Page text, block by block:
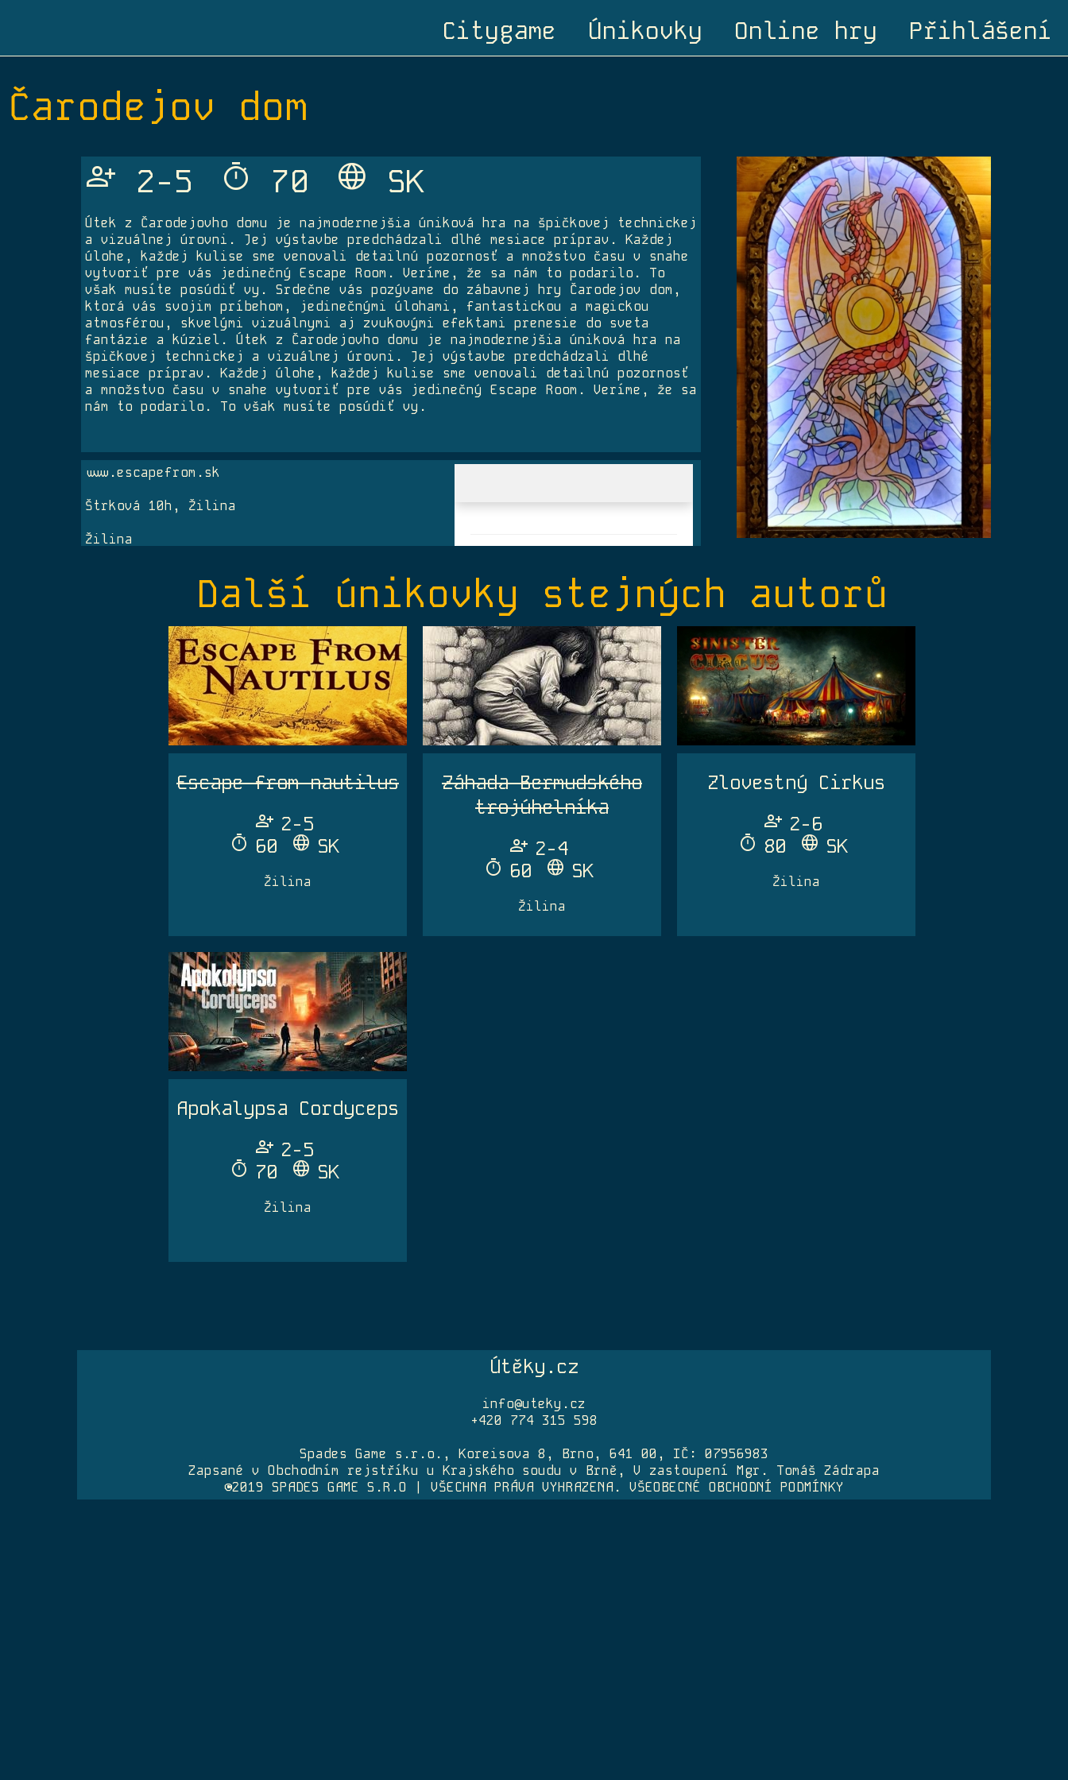
Přihlášení
Online hry
Únikovky
Citygame
Čarodejov dom
Person_Add 2-5 Timer 70 Language SK
Útek z Čarodejovho domu je najmodernejšia úniková hra na špičkovej technickej
a vizuálnej úrovni. Jej výstavbe predchádzali dlhé mesiace príprav. Každej
úlohe, každej kulise sme venovali detailnú pozornosť a množstvo času v snahe
vytvoriť pre vás jedinečný Escape Room. Veríme, že sa nám to podarilo. To
však musíte posúdiť vy. Srdečne vás pozývame do zábavnej hry Čarodejov dom,
ktorá vás svojim príbehom, jedinečnými úlohami, fantastickou a magickou
atmosférou, skvelými vizuálnymi aj zvukovými efektami prenesie do sveta
fantázie a kúziel. Útek z Čarodejovho domu je najmodernejšia úniková hra na
špičkovej technickej a vizuálnej úrovni. Jej výstavbe predchádzali dlhé
mesiace príprav. Každej úlohe, každej kulise sme venovali detailnú pozornosť
a množstvo času v snahe vytvoriť pre vás jedinečný Escape Room. Veríme, že sa
nám to podarilo. To však musíte posúdiť vy.
www.escapefrom.sk
Štrková 10h, Žilina
Žilina
Další únikovky stejných autorů
Escape from nautilus
Person_Add 2-5
Timer 60 Language SK
Žilina
Záhada Bermudského
trojúhelníka
Person_Add 2-4
Timer 60 Language SK
Žilina
Zlovestný Cirkus
Person_Add 2-6
Timer 80 Language SK
Žilina
Apokalypsa Cordyceps
Person_Add 2-5
Timer 70 Language SK
Žilina
Útěky.cz
info@uteky.cz
+420 774 315 598
Spades Game s.r.o., Koreisova 8, Brno, 641 00, IČ: 07956983
Zapsané v Obchodním rejstříku u Krajského soudu v Brně, V zastoupení Mgr. Tomáš Zádrapa
©2019 SPADES GAME S.R.O | VŠECHNA PRÁVA VYHRAZENA. VŠEOBECNÉ OBCHODNÍ PODMÍNKY